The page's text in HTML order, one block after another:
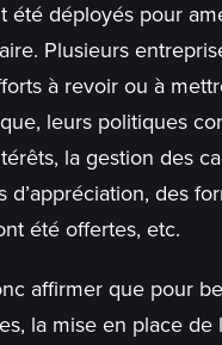
été déployés pour
Plusieurs
à revoir ou à
leurs politiques
la gestion des
d’appréciation, des
été offertes, etc.
affirmer que pour
la mise en place de